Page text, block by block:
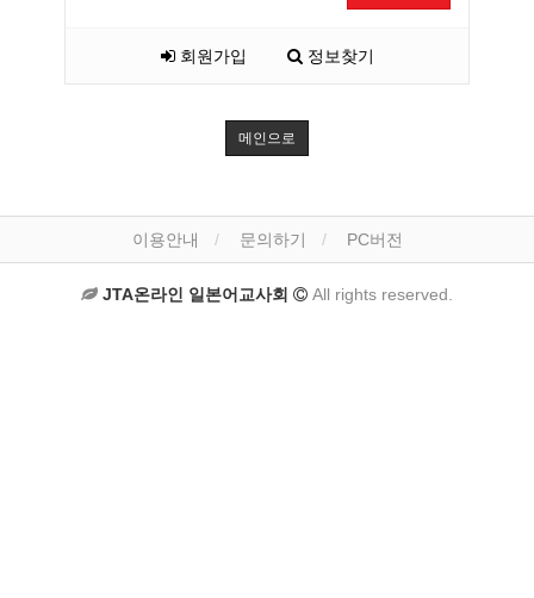
회원가입 정보찾기
메인으로
이용안내 문의하기 PC버전
JTA온라인 일본어교사회 All rights reserved.